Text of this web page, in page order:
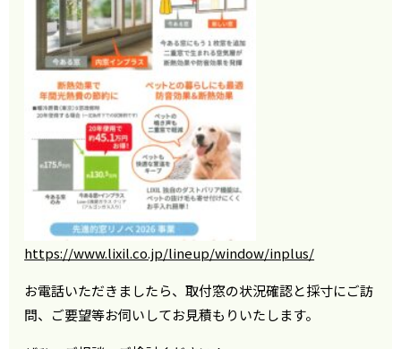
https://www.lixil.co.jp/lineup/window/inplus/
お電話いただきましたら、取付窓の状況確認と採寸にご訪
問、ご要望等お伺いしてお見積もりいたします。